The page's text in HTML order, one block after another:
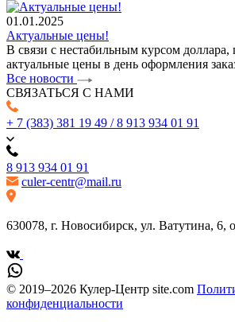
01.01.2025
Актуальные цены!
В связи с нестабильным курсом доллара,
актуальные цены в день оформления
Все новости
СВЯЗАТЬСЯ С НАМИ
+ 7 (383) 381 19 49 / 8 913 934 01 91
8 913 934 01 91
culer-centr@mail.ru
630078, г. Новосибирск, ул. Ватутина, 6,
© 2019–2026 Кулер-Центр site.com
конфиденциальности